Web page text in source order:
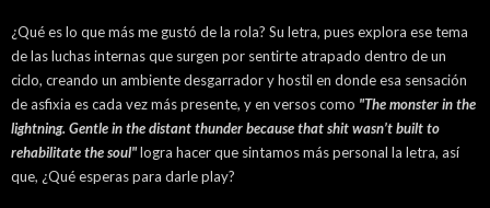
¿Qué es lo que más me gustó de la rola? Su letra, pues explora ese tema
de las luchas internas que surgen por sentirte atrapado dentro de un
ciclo, creando un ambiente desgarrador y hostil en donde esa sensación
de asfixia es cada vez más presente, y en versos como "The monster in the
lightning. Gentle in the distant thunder because that shit wasn’t built to
rehabilitate the soul"logra hacer que sintamos más personal la letra, así
que, ¿Qué esperas para darle play?